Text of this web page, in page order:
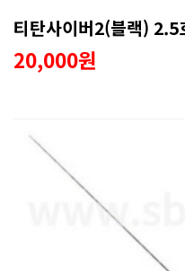
티탄사이버2(블랙) 2.5
20,000원